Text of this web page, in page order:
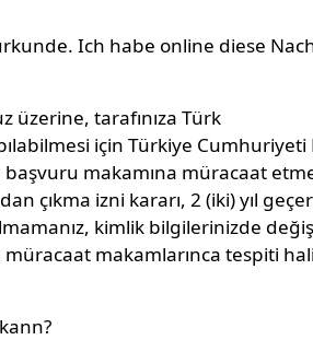
Ich habe online diese
üzerine, tarafınıza Türk
için Türkiye Cumhuriyeti
makamına müracaat
çıkma izni kararı, 2 (iki) yıl
kimlik bilgilerinizde
makamlarınca tespiti